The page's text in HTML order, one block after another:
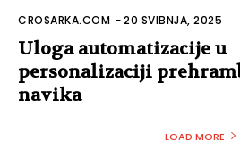
CROSARKA.COM -20 SVIBNJA, 2025
Uloga automatizacije u
personalizaciji
navika
LOAD MORE